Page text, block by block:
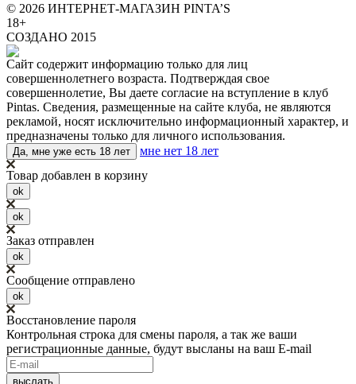
© 2026 ИНТЕРНЕТ-МАГАЗИН PINTA’S
18+
СОЗДАНО 2015
Сайт содержит информацию только для лиц
совершеннолетнего возраста. Подтверждая свое
совершеннолетие, Вы даете согласие на вступление в клуб
Pintas. Сведения, размещенные на сайте клуба, не являются
рекламой, носят исключительно информационный характер, и
предназначены только для личного использования.
Да, мне уже есть 18 лет
мне нет 18 лет
Товар добавлен в корзину
ok
ok
Заказ отправлен
ok
Сообщение отправлено
ok
Восстановление пароля
Контрольная строка для смены пароля, а так же ваши
регистрационные данные, будут высланы на ваш E-mail